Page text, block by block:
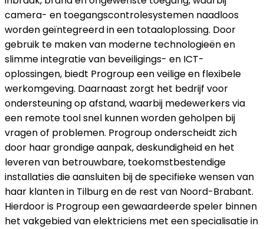
camera- en toegangscontrolesystemen naadloos
worden geïntegreerd in een totaaloplossing. Door
gebruik te maken van moderne technologieën en
slimme integratie van beveiligings- en ICT-
oplossingen, biedt Progroup een veilige en flexibele
werkomgeving. Daarnaast zorgt het bedrijf voor
ondersteuning op afstand, waarbij medewerkers via
een remote tool snel kunnen worden geholpen bij
vragen of problemen. Progroup onderscheidt zich
door haar grondige aanpak, deskundigheid en het
leveren van betrouwbare, toekomstbestendige
installaties die aansluiten bij de specifieke wensen van
haar klanten in Tilburg en de rest van Noord-Brabant.
Hierdoor is Progroup een gewaardeerde speler binnen
het vakgebied van elektriciens met een specialisatie in